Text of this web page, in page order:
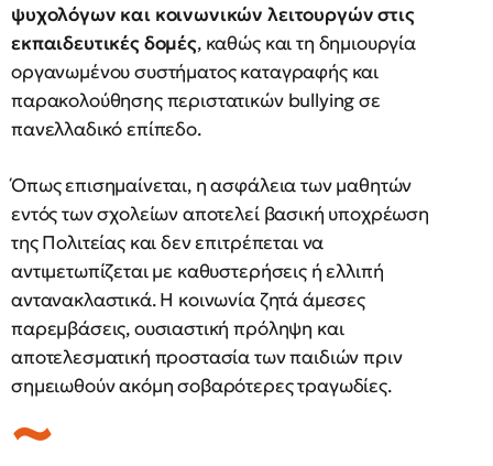
ψυχολόγων και κοινωνικών λειτουργών στις
εκπαιδευτικές δομές, καθώς και τη δημιουργία
οργανωμένου συστήματος καταγραφής και
παρακολούθησης περιστατικών bullying σε
πανελλαδικό επίπεδο.
Όπως επισημαίνεται, η ασφάλεια των μαθητών
εντός των σχολείων αποτελεί βασική υποχρέωση
της Πολιτείας και δεν επιτρέπεται να
αντιμετωπίζεται με καθυστερήσεις ή ελλιπή
αντανακλαστικά. Η κοινωνία ζητά άμεσες
παρεμβάσεις, ουσιαστική πρόληψη και
αποτελεσματική προστασία των παιδιών πριν
σημειωθούν ακόμη σοβαρότερες τραγωδίες.